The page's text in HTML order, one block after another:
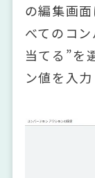
の編集画
べてのコ
当てる”を
ン値を入力